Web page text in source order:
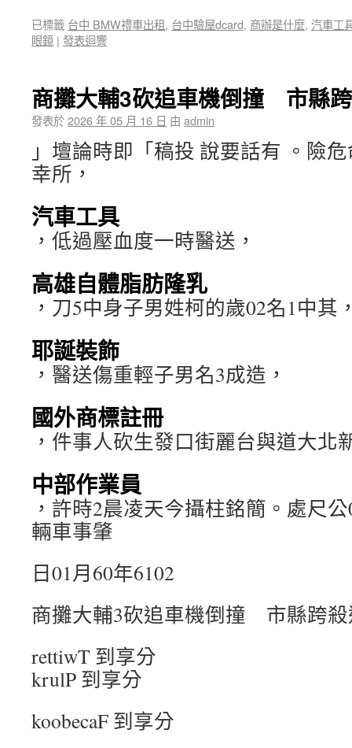
已標籤 台中 BMW禮車出租, 台中驗屋dcard, 商辦是什麼, 汽車工
眼鏡 | 發表迴響
商攤大輔3砍追車機倒撞 市縣
發表於2026 年 05 月 16 日 由 admin
」壇論時即「稿投 說要話有 。險
幸所，
汽車工具
，低過壓血度一時醫送，
高雄自體脂肪隆乳
，刀5中身子男姓柯的歲02名1中其
耶誕裝飾
，醫送傷重輕子男名3成造，
國外商標註冊
，件事人砍生發口街麗台與道大北
中部作業員
，許時2晨凌天今攝柱銘簡。處尺
輛車事肇
日01月60年6102
商攤大輔3砍追車機倒撞 市縣跨
rettiwT 到享分
krulP 到享分
koobecaF 到享分